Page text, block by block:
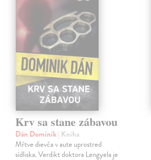
Krv sa stane zábavou
Dán Dominik| Kniha
Mŕtve dievča v aute uprostred
sídliska. Verdikt doktora Lengyela je